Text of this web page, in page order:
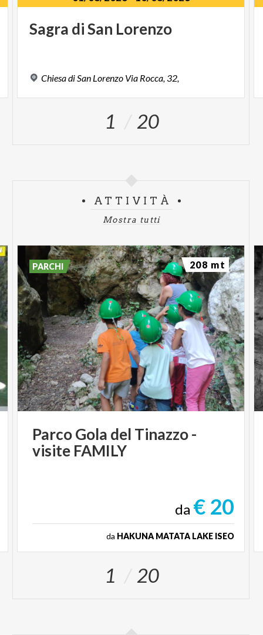
Sagra diSan Lorenzo
Chiesadi San Lorenzo Via Rocca, 32,
1 20
ATTIVITÀ
Mostra tutti
ParcoGola del Tinazzo-
visite FAMILY
da € 20
da HAKUNA MATATA LAKE ISEO
PARCHI 208 mt
1 20